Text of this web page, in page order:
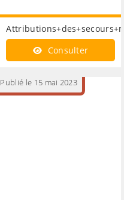
Consulter
Publié le 15 mai 2023